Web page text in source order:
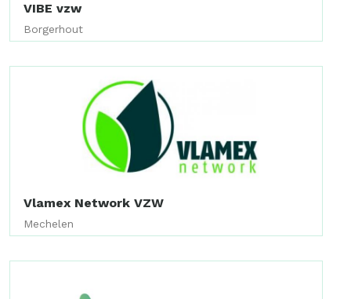
VIBE vzw
Borgerhout
Vlamex Network VZW
Mechelen